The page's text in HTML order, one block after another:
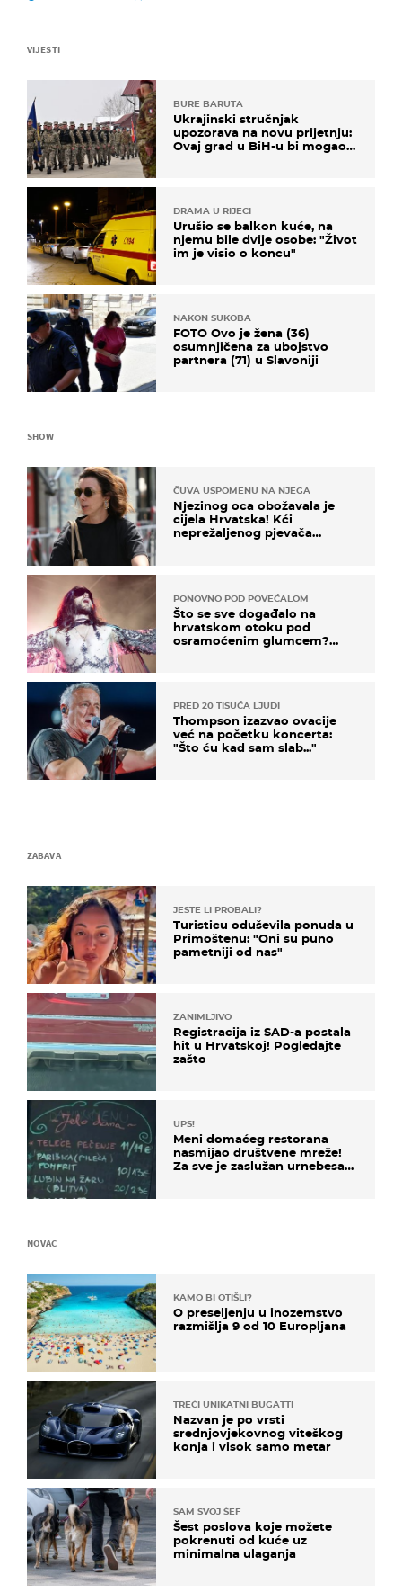
VIJESTI
BURE BARUTA
Ukrajinski stručnjak
upozorava na novu prijetnju:
Ovaj grad u BiH-u bi mogao
DRAMA U RIJECI
Urušio se balkon kuće, na
njemu bile dvije osobe: "Život
im je visio o koncu"
NAKON SUKOBA
FOTO Ovo je žena (36)
osumnjičena za ubojstvo
partnera (71) u Slavoniji
SHOW
ČUVA USPOMENU NA NJEGA
Njezinog oca obožavala je
cijela Hrvatska! Kći
neprežaljenog pjevača
PONOVNO POD POVEĆALOM
Što se sve događalo na
hrvatskom otoku pod
osramoćenim glumcem?
PRED 20 TISUĆA LJUDI
Thompson izazvao ovacije
već na početku koncerta:
"Što ću kad sam slab..."
ZABAVA
JESTE LI PROBALI?
Turisticu oduševila ponuda u
Primoštenu: "Oni su puno
pametniji od nas"
ZANIMLJIVO
Registracija iz SAD-a postala
hit u Hrvatskoj! Pogledajte
zašto
UPS!
Meni domaćeg restorana
nasmijao društvene mreže!
Za sve je zaslužan urnebesan
NOVAC
KAMO BI OTIŠLI?
O preseljenju u inozemstvo
razmišlja 9 od 10 Europljana
TREĆI UNIKATNI BUGATTI
Nazvan je po vrsti
srednjovjekovnog viteškog
konja i visok samo metar
SAM SVOJ ŠEF
Šest poslova koje možete
pokrenuti od kuće uz
minimalna ulaganja